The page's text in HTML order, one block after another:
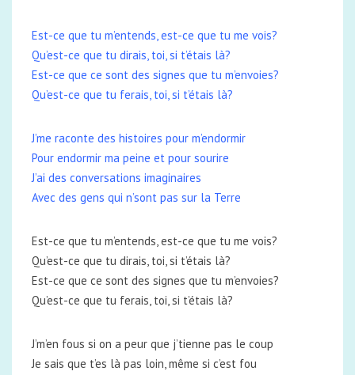
Est-ce que tu m’entends, est-ce que tu me vois?
Qu’est-ce que tu dirais, toi, si t’étais là?
Est-ce que ce sont des signes que tu m’envoies?
Qu’est-ce que tu ferais, toi, si t’étais là?
J’me raconte des histoires pour m’endormir
Pour endormir ma peine et pour sourire
J’ai des conversations imaginaires
Avec des gens qui n’sont pas sur la Terre
Est-ce que tu m’entends, est-ce que tu me vois?
Qu’est-ce que tu dirais, toi, si t’étais là?
Est-ce que ce sont des signes que tu m’envoies?
Qu’est-ce que tu ferais, toi, si t’étais là?
J’m’en fous si on a peur que j’tienne pas le coup
Je sais que t’es là pas loin, même si c’est fou